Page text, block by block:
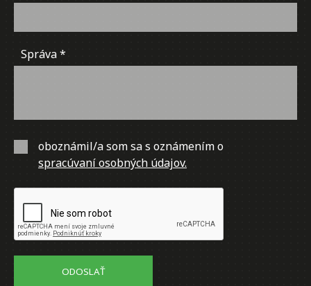
Správa
oboznámil/a som sa s oznámením o
spracúvaní osobných údajov.
ODOSLAŤ